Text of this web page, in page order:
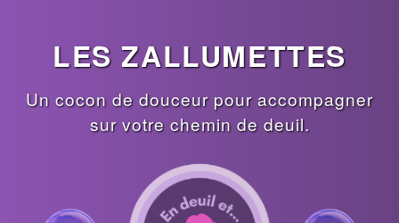
LES ZALLUMETTES
Un cocon de douceur pour accompagner
sur votre chemin de deuil.